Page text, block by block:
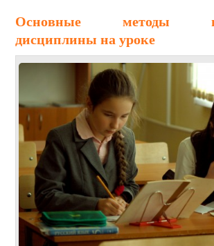
Основные методы
дисциплины на уроке